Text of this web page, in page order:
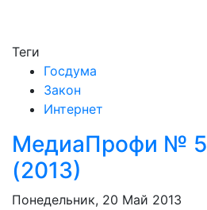
Теги
Госдума
Закон
Интернет
МедиаПрофи № 5
(2013)
Понедельник, 20 Май 2013